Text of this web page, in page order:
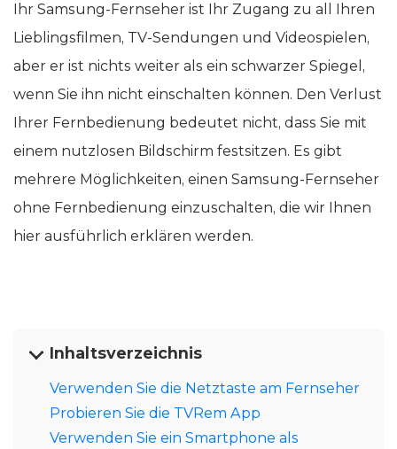
Ihr Samsung-Fernseher ist Ihr Zugang zu all Ihren
Lieblingsfilmen, TV-Sendungen und Videospielen,
aber er ist nichts weiter als ein schwarzer Spiegel,
wenn Sie ihn nicht einschalten können. Den Verlust
Ihrer Fernbedienung bedeutet nicht, dass Sie mit
einem nutzlosen Bildschirm festsitzen. Es gibt
mehrere Möglichkeiten, einen Samsung-Fernseher
ohne Fernbedienung einzuschalten, die wir Ihnen
hier ausführlich erklären werden.
Inhaltsverzeichnis
Verwenden Sie die Netztaste am Fernseher
Probieren Sie die TVRem App
Verwenden Sie ein Smartphone als